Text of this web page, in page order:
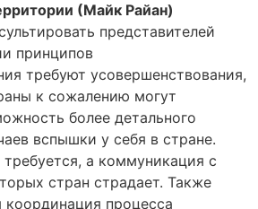
(Майк Райан)
представителей
принципов
требуют усовершенствования,
к сожалению могут
более детального
вспышки у себя в стране.
а коммуникация с
стран страдает. Также
координация процесса